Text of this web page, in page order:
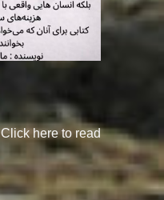
Click here to read